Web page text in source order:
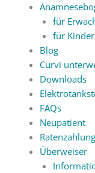
für
für Kinder
Blog
Curvi
Downloads
FAQs
Neupatient
Ratenzahlung
Überweiser